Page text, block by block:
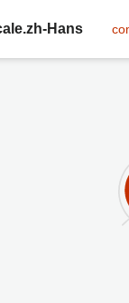
Hans